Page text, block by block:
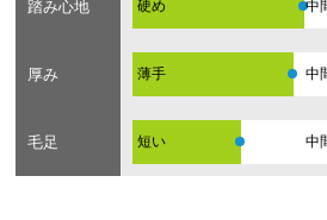
踏み心地 硬め
厚み 薄手
毛足 短い